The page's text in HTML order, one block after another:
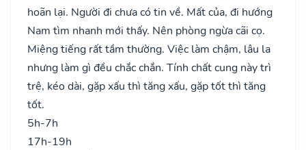
hoãn lại. Người đi chưa có tin về. Mất của, đi hướng
Nam tìm nhanh mới thấy. Nên phòng ngừa cãi cọ.
Miệng tiếng rất tầm thường. Việc làm chậm, lâu la
nhưng làm gì đều chắc chắn. Tính chất cung này trì
trệ, kéo dài, gặp xấu thì tăng xấu, gặp tốt thì tăng
tốt.
5h-7h
17h-19h